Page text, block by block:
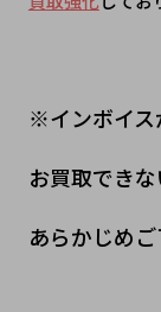
※インボイス
お買取できな
あらかじめご